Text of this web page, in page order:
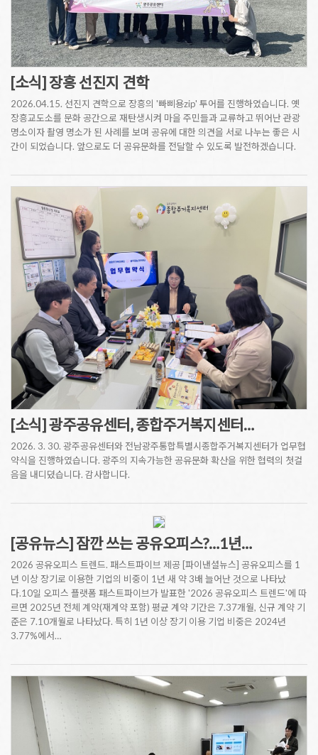
[소식] 장흥 선진지 견학
2026.04.15. 선진지 견학으로 장흥의 '빠삐용zip' 투어를 진행하였습니다. 옛
장흥교도소를 문화 공간으로 재탄생시켜 마을 주민들과 교류하고 뛰어난 관광
명소이자 촬영 명소가 된 사례를 보며 공유에 대한 의견을 서로 나누는 좋은 시
간이 되었습니다. 앞으로도 더 공유문화를 전달할 수 있도록 발전하겠습니다.
[소식] 광주공유센터, 종합주거복지센터…
2026. 3. 30. 광주공유센터와 전남광주통합특별시종합주거복지센터가 업무협
약식을 진행하였습니다. 광주의 지속가능한 공유문화 확산을 위한 협력의 첫걸
음을 내디뎠습니다. 감사합니다.
[공유뉴스] 잠깐 쓰는 공유오피스?…1년…
2026 공유오피스 트렌드. 패스트파이브 제공 [파이낸셜뉴스] 공유오피스를 1
년 이상 장기로 이용한 기업의 비중이 1년 새 약 3배 늘어난 것으로 나타났
다.10일 오피스 플랫폼 패스트파이브가 발표한 '2026 공유오피스 트렌드'에 따
르면 2025년 전체 계약(재계약 포함) 평균 계약 기간은 7.37개월, 신규 계약 기
준은 7.10개월로 나타났다. 특히 1년 이상 장기 이용 기업 비중은 2024년
3.77%에서…